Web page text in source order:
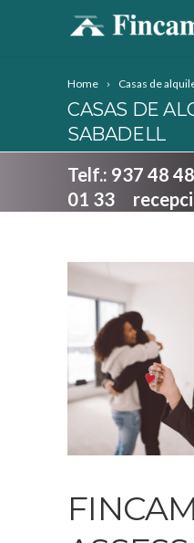
Home Casas de
CASAS DE
SABADELL
Telf.: 937 48
01 33